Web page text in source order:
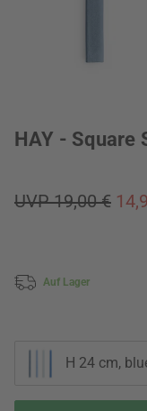
HAY - Square
UVP 19,00 €
Auf Lager
H 24 cm,